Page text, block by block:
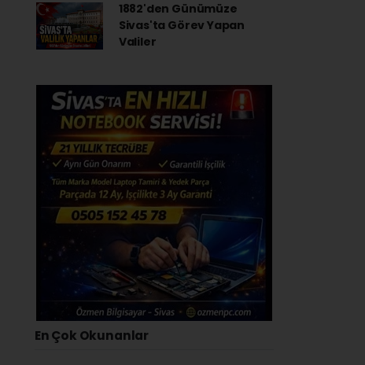
1882'den Günümüze
Sivas'ta Görev Yapan
Valiler
En Çok Okunanlar